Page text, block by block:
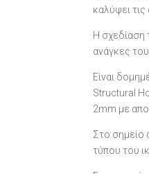
καλύψει
Η σχεδίαση
ανάγκες
Είναι
Structural
2mm με
Στο σημείο
τύπου του